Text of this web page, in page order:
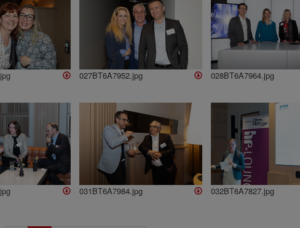
027BT6A7952.jpg 028BT6A7964.jpg
031BT6A7984.jpg 032BT6A7827.jpg